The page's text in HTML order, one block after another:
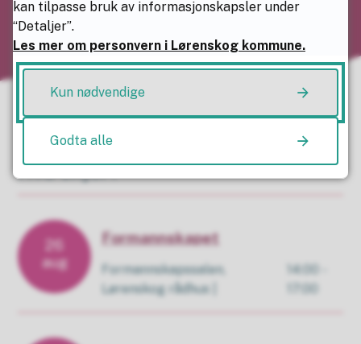
Hva skjer?
26
aug
Formannskapet
Formannskapssalen,
Lørenskog rådhus
14:00 -
17:00
kan tilpasse bruk av informasjonskapsler under
“Detaljer”.
Les mer om personvern i Lørenskog kommune.
Kun nødvendige
Godta alle